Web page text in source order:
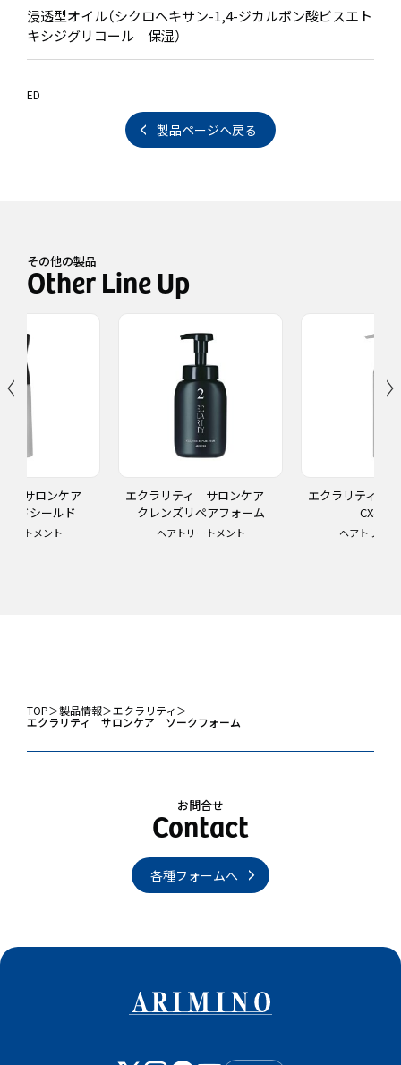
浸透型オイル（シクロヘキサン-1,4-ジカルボン酸ビスエト
キシジグリコール 保湿）
ED
製品ページへ戻る
その他の製品
ィ サロンケア
ンドシールド
リートメント
エクラリティ サロンケア
クレンズリペアフォーム
ヘアトリートメント
エクラリティ
CXベー
ヘアトリー
TOP＞製品情報＞エクラリティ＞
エクラリティ サロンケア ソークフォーム
お問合せ
各種フォームへ